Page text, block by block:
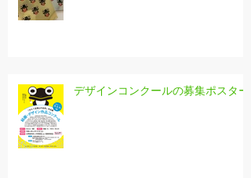
デザインコンクールの募集ポスター